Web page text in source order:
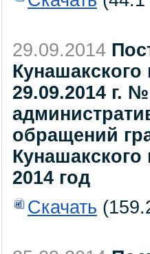
29.09.2014
29.09.2014 г.
обращений
2014 год
Скачать